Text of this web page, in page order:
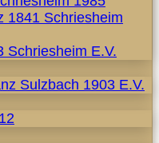
1841 Schriesheim
Schriesheim E.V.
Sulzbach 1903 E.V.